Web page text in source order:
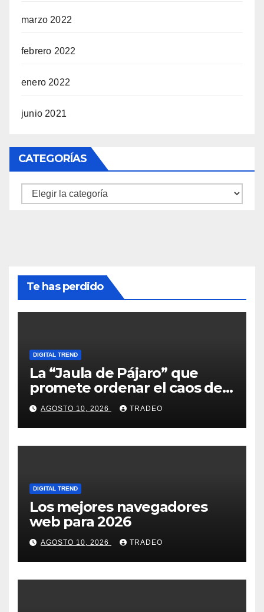
marzo 2022
febrero 2022
enero 2022
junio 2021
CATEGORÍAS
Categorías
Te has perdido
DIGITAL TREND
La “Jaula de Pájaro” que
promete ordenar el caos de
ChatGPT
AGOSTO 10, 2026 TRADEO
DIGITAL TREND
Los mejores navegadores
web para 2026
AGOSTO 10, 2026 TRADEO